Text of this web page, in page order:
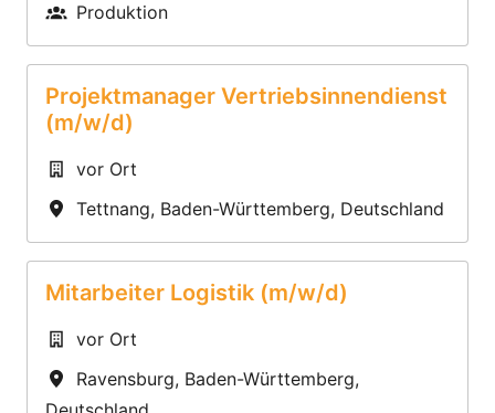
Produktion
Projektmanager Vertriebsinnendienst
(m/w/d)
vor Ort
Tettnang, Baden-Württemberg, Deutschland
Mitarbeiter Logistik (m/w/d)
vor Ort
Ravensburg, Baden-Württemberg,